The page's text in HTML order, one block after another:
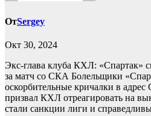
ОтSergey
Окт 30, 2024
Экс-глава клуба КХЛ: «Спартак»
за матч со СКА Болельщики
оскорбительные кричалки в
призвал КХЛ отреагировать на
стали санкции лиги и